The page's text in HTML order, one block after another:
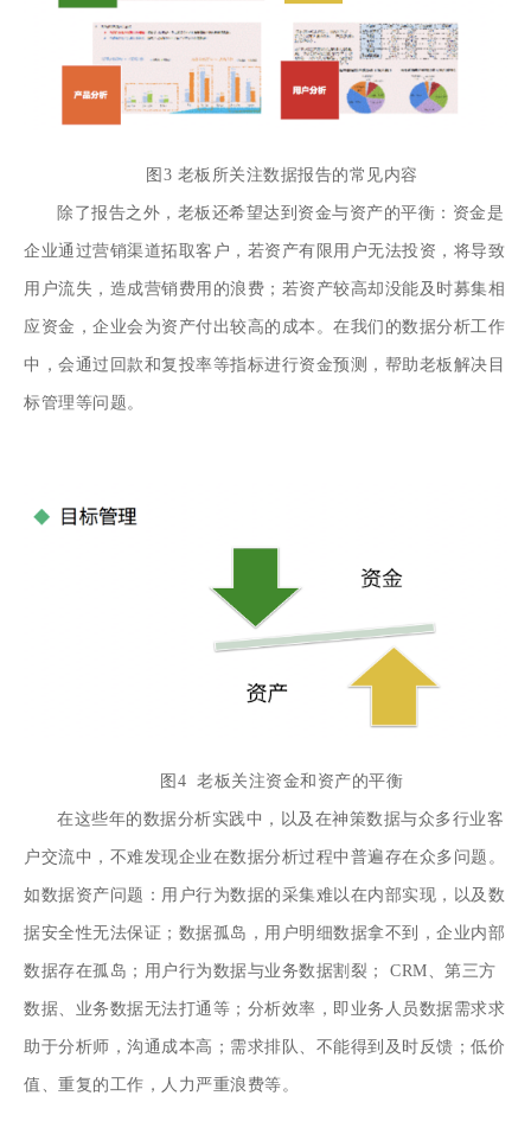
图3 老板所关注数据报告的常见内容
除了报告之外，老板还希望达到资金与资产的平衡：资金是
企业通过营销渠道拓取客户，若资产有限用户无法投资，将导致
用户流失，造成营销费用的浪费；若资产较高却没能及时募集相
应资金，企业会为资产付出较高的成本。在我们的数据分析工作
中，会通过回款和复投率等指标进行资金预测，帮助老板解决目
标管理等问题。
图4 老板关注资金和资产的平衡
在这些年的数据分析实践中，以及在神策数据与众多行业客
户交流中，不难发现企业在数据分析过程中普遍存在众多问题。
如数据资产问题：用户行为数据的采集难以在内部实现，以及数
据安全性无法保证；数据孤岛，用户明细数据拿不到，企业内部
数据存在孤岛；用户行为数据与业务数据割裂； CRM、第三方
数据、业务数据无法打通等；分析效率，即业务人员数据需求求
助于分析师，沟通成本高；需求排队、不能得到及时反馈；低价
值、重复的工作，人力严重浪费等。